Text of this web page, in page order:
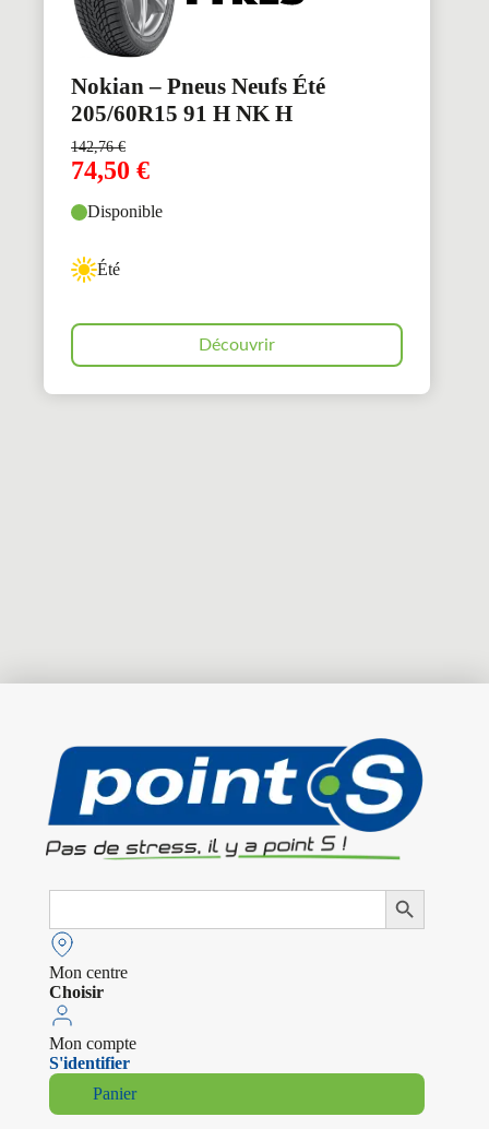
Nokian – Pneus Neufs Été
205/60R15 91 H NK H
142,76€
74,50 €
Disponible
Été
Découvrir
Search
Search Button
Mon centre
Choisir
Mon compte
S'identifier
Panier